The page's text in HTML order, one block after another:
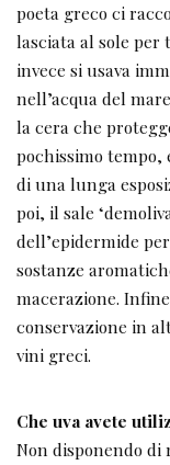
poeta greco ci
lasciata al sole per
invece si usava
nell’acqua del
la cera che
pochissimo tempo,
di una lunga
poi, il sale
dell’epidermide
sostanze
macerazione.
conservazione in
vini greci.
Che uva avete
Non disponendo di